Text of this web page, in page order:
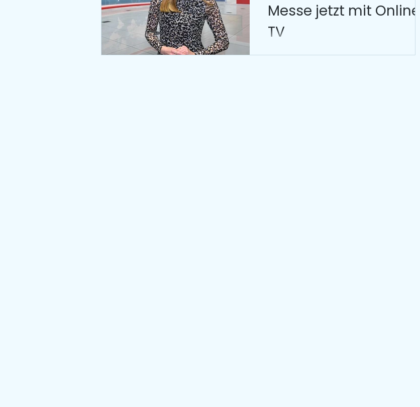
Messe jetzt mit Online-
TV
Die neu gegründete Bundeskonferenz für